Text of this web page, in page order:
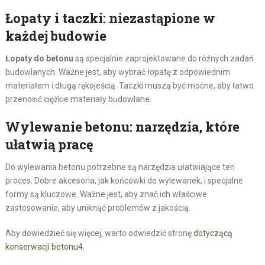
Łopaty i taczki: niezastąpione w
każdej budowie
Łopaty do betonu są specjalnie zaprojektowane do różnych zadań
budowlanych. Ważne jest, aby wybrać łopatę z odpowiednim
materiałem i długą rękojeścią. Taczki muszą być mocne, aby łatwo
przenosić ciężkie materiały budowlane.
Wylewanie betonu: narzędzia, które
ułatwią pracę
Do wylewania betonu potrzebne są narzędzia ułatwiające ten
proces. Dobre akcesoria, jak końcówki do wylewanek, i specjalne
formy są kluczowe. Ważne jest, aby znać ich właściwe
zastosowanie, aby uniknąć problemów z jakością.
Aby dowiedzieć się więcej, warto odwiedzić stronędotyczącą
konserwacji betonu4.